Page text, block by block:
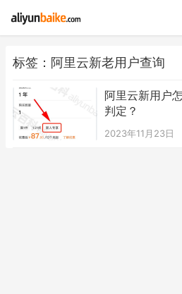
标签：阿里云新老用户查询
阿里云新用户
判定？
2023年11月23日